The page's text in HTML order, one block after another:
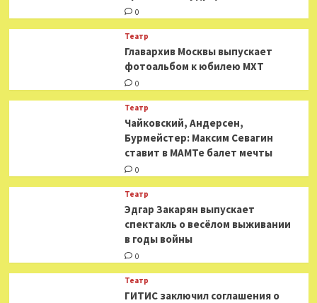
0
Театр
​​Главархив Москвы выпускает
фотоальбом к юбилею МХТ
0
Театр
​​Чайковский, Андерсен,
Бурмейстер: Максим Севагин
ставит в МАМТе балет мечты
0
Театр
Эдгар Закарян выпускает
спектакль о весёлом выживании
в годы войны
0
Театр
ГИТИС заключил соглашения о